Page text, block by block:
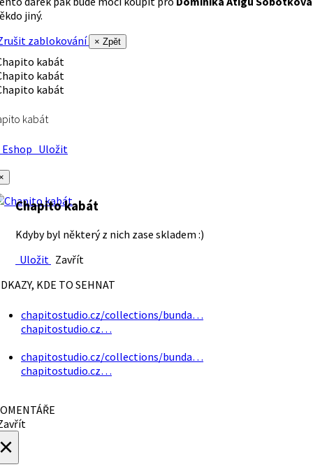
jiný.
zablokování
× Zpět
kabát
Uložit
Chapito kabát
Kdyby byl některý z nich zase skladem :)
Uložit Zavřít
KDE TO SEHNAT
chapitostudio.cz/collections/bunda…
chapitostudio.cz…
chapitostudio.cz/collections/bunda…
chapitostudio.cz…